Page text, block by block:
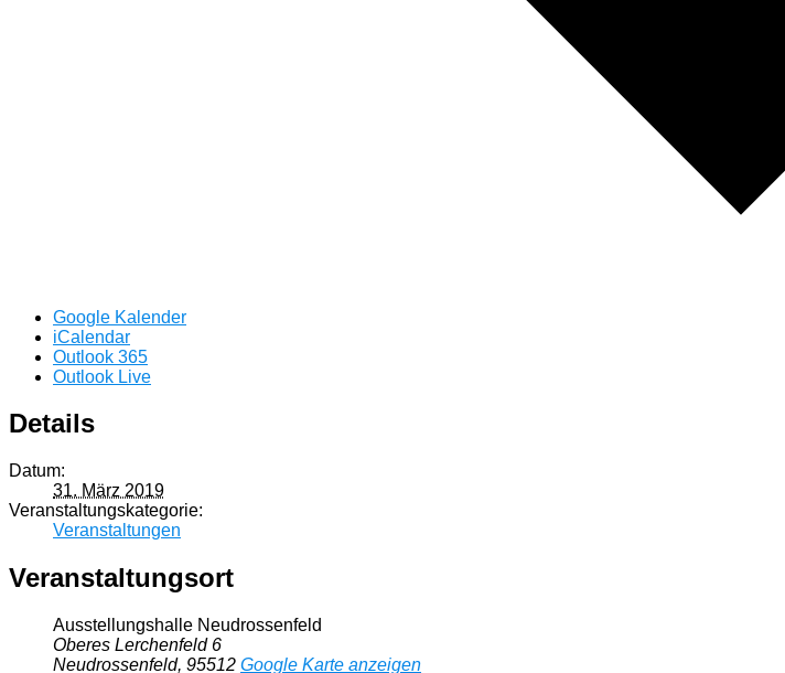
Google Kalender
iCalendar
Outlook 365
Outlook Live
Details
Datum:
31. März 2019
Veranstaltungskategorie:
Veranstaltungen
Veranstaltungsort
Ausstellungshalle Neudrossenfeld
Oberes Lerchenfeld 6
Neudrossenfeld, 95512 Google Karte anzeigen